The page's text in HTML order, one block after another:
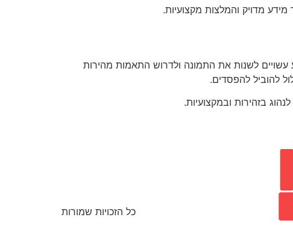
מדויק והמלצות מקצועיות.
עשויים לשנות את התמונה ולדרוש התאמות מהירות
להוביל להפסדים.
בזהירות ובמקצועיות.
כל הזכויות שמורות